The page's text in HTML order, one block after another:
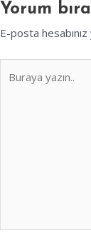
Yorum
E-posta